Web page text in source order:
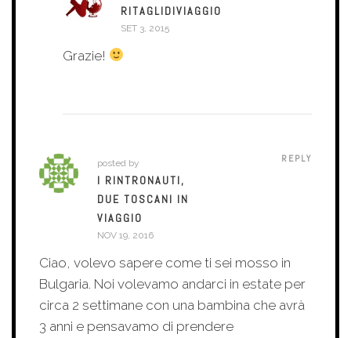
RITAGLIDIVIAGGIO
SET 3, 2015
Grazie!
posted by
I RINTRONAUTI,
DUE TOSCANI IN
VIAGGIO
NOV 19, 2016
REPLY
Ciao, volevo sapere come ti sei mosso in
Bulgaria. Noi volevamo andarci in estate per
circa 2 settimane con una bambina che avrà
3 anni e pensavamo di prendere